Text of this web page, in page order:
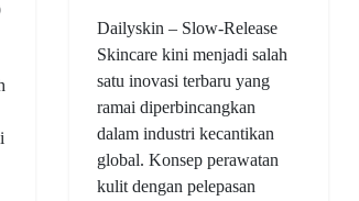
Dailyskin – Slow-Release
Skincare kini menjadi salah
satu inovasi terbaru yang
ramai diperbincangkan
dalam industri kecantikan
global. Konsep perawatan
kulit dengan pelepasan